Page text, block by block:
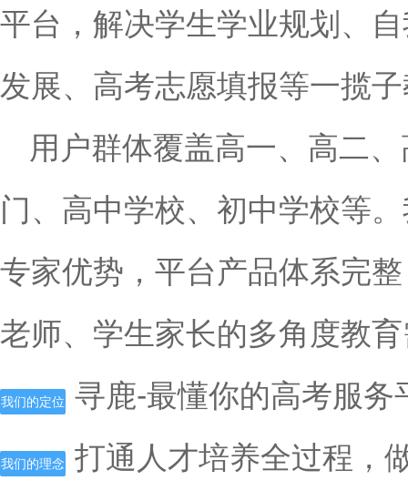
平台，解决学生学业规划、
发展、高考志愿填报等一揽
用户群体覆盖高一、高二
门、高中学校、初中学校等
专家优势，平台产品体系完
老师、学生家长的多角度教
我们的定位 寻鹿-最懂你的高考服务
我们的理念 打通人才培养全过程，